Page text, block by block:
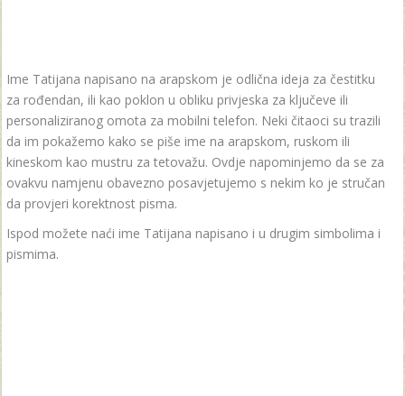
Ime Tatijana napisano na arapskom je odlična ideja za čestitku
za rođendan, ili kao poklon u obliku privjeska za ključeve ili
personaliziranog omota za mobilni telefon. Neki čitaoci su trazili
da im pokažemo kako se piše ime na arapskom, ruskom ili
kineskom kao mustru za tetovažu. Ovdje napominjemo da se za
ovakvu namjenu obavezno posavjetujemo s nekim ko je stručan
da provjeri korektnost pisma.
Ispod možete naći ime Tatijana napisano i u drugim simbolima i
pismima.